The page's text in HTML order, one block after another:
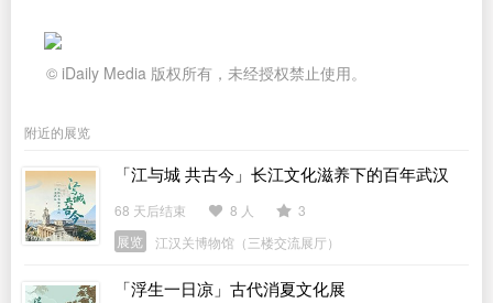
© iDaily Media 版权所有，未经授权禁止使用。
附近的展览
「江与城 共古今」长江文化滋养下的百年武汉
68 天后结束 8 人
3
展览
江汉关博物馆（三楼交流展厅）
「浮生一日凉」古代消夏文化展